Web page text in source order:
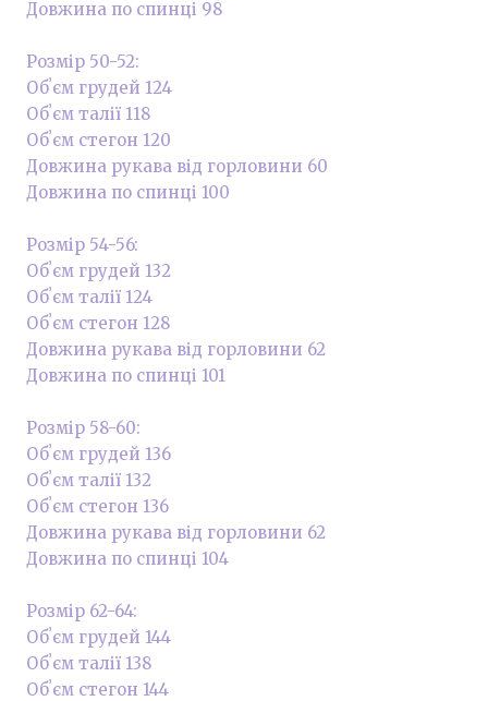
Довжина по спинці 98
Розмір 50-52:
Обʼєм грудей 124
Обʼєм талії 118
Обʼєм стегон 120
Довжина рукава від горловини 60
Довжина по спинці 100
Розмір 54-56:
Обʼєм грудей 132
Обʼєм талії 124
Обʼєм стегон 128
Довжина рукава від горловини 62
Довжина по спинці 101
Розмір 58-60:
Обʼєм грудей 136
Обʼєм талії 132
Обʼєм стегон 136
Довжина рукава від горловини 62
Довжина по спинці 104
Розмір 62-64:
Обʼєм грудей 144
Обʼєм талії 138
Обʼєм стегон 144